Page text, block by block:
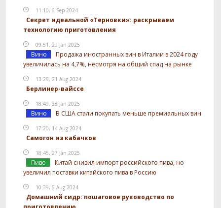
11:10, 6 Sep 2024
Секрет идеальной «Терновки»: раскрываем
технологию приготовления
09:51, 29 Jan 2025
Вино
Продажа иностранных вин в Италии в 2024 году
увеличилась на 4,7%, несмотря на общий спад на рынке
13:29, 21 Aug 2024
Берлинер-вайссе
18:49, 28 Jan 2025
Вино В США стали покупать меньше премиальных вин
17:20, 14 Aug 2024
Самогон из кабачков
18:45, 27 Jan 2025
Пиво
Китай снизил импорт российского пива, но
увеличил поставки китайского пива в Россию
10:39, 5 Aug 2024
Домашний сидр: пошаговое руководство по